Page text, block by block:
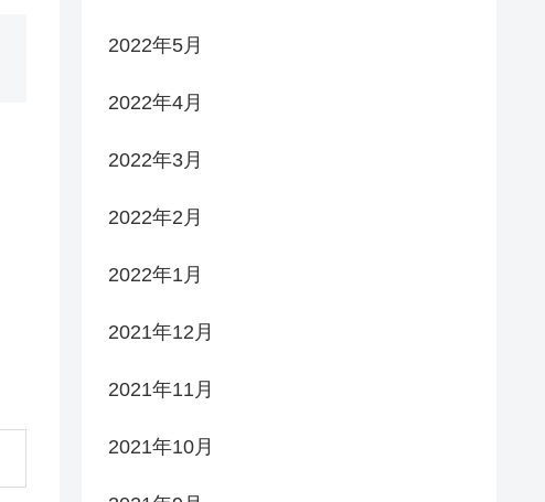
2022年5月
2022年4月
2022年3月
2022年2月
2022年1月
2021年12月
2021年11月
2021年10月